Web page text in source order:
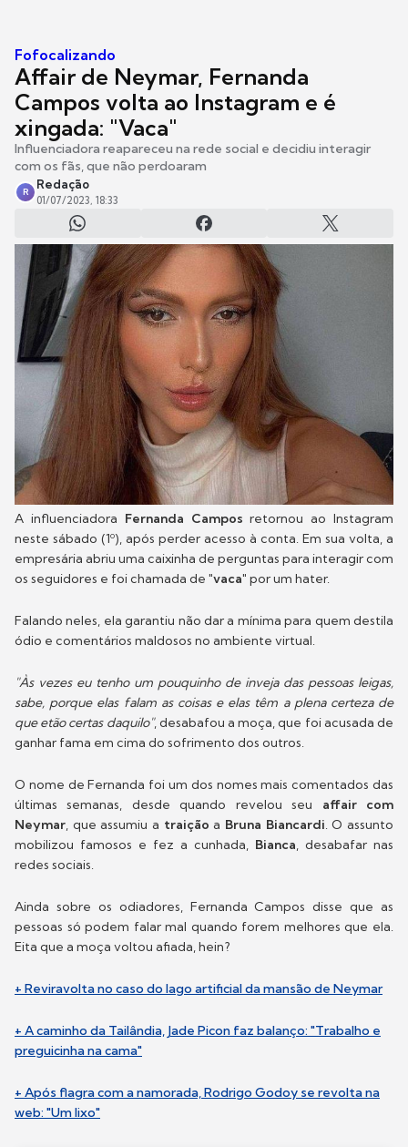
Fofocalizando
Affair de Neymar, Fernanda
Campos volta ao Instagram e é
xingada: "Vaca"
Influenciadora reapareceu na rede social e decidiu interagir
com os fãs, que não perdoaram
R
Redação
01/07/2023, 18:33
A influenciadora Fernanda Campos retornou ao Instagram
neste sábado (1º), após perder acesso à conta. Em sua volta, a
empresária abriu uma caixinha de perguntas para interagir com
os seguidores e foi chamada de "vaca" por um hater.
Falando neles, ela garantiu não dar a mínima para quem destila
ódio e comentários maldosos no ambiente virtual.
"Às vezes eu tenho um pouquinho de inveja das pessoas leigas,
sabe, porque elas falam as coisas e elas têm a plena certeza de
que etão certas daquilo", desabafou a moça, que foi acusada de
ganhar fama em cima do sofrimento dos outros.
O nome de Fernanda foi um dos nomes mais comentados das
últimas semanas, desde quando revelou seu affair com
Neymar, que assumiu a traição a Bruna Biancardi. O assunto
mobilizou famosos e fez a cunhada, Bianca, desabafar nas
redes sociais.
Ainda sobre os odiadores, Fernanda Campos disse que as
pessoas só podem falar mal quando forem melhores que ela.
Eita que a moça voltou afiada, hein?
+ Reviravolta no caso do lago artificial da mansão de Neymar
+ A caminho da Tailândia, Jade Picon faz balanço: "Trabalho e
preguicinha na cama"
+ Após flagra com a namorada, Rodrigo Godoy se revolta na
web: "Um lixo"